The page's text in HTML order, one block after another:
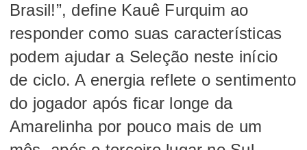
Brasil!”, define Kauê Furquim ao
responder como suas características
podem ajudar a Seleção neste início
de ciclo. A energia reflete o sentimento
do jogador após ficar longe da
Amarelinha por pouco mais de um